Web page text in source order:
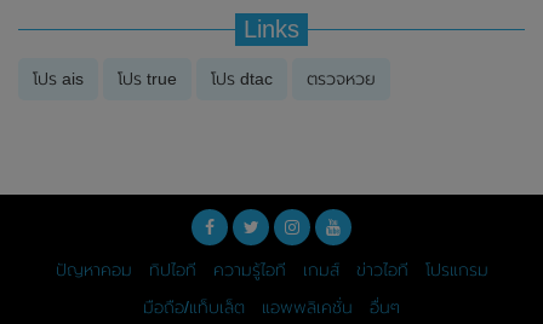
Links
โปร ais โปร true โปร dtac ตรวจหวย
ปัญหาคอม ทิปไอที ความรู้ไอที เกมส์ ข่าวไอที
โปรแกรม
มือถือ/แท็บเล็ต
แอพพลิเคชั่น อื่นๆ